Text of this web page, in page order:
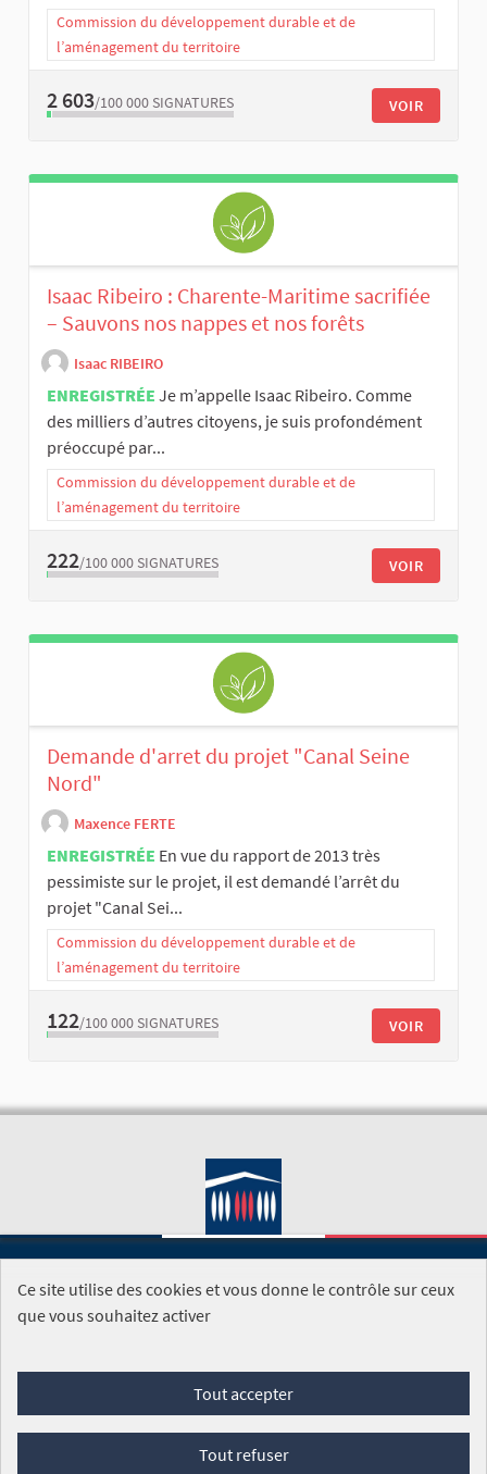
Commission du développement durable et de
l’aménagement du territoire
2 603/100 000 SIGNATURES VOIR
Isaac Ribeiro : Charente-Maritime sacrifiée
– Sauvons nos nappes et nos forêts
Isaac RIBEIRO
ENREGISTRÉE Je m’appelle Isaac Ribeiro. Comme
des milliers d’autres citoyens, je suis profondément
préoccupé par...
Commission du développement durable et de
l’aménagement du territoire
222/100 000 SIGNATURES VOIR
Demande d'arret du projet "Canal Seine
Nord"
Maxence FERTE
ENREGISTRÉE En vue du rapport de 2013 très
pessimiste sur le projet, il est demandé l’arrêt du
projet "Canal Sei...
Commission du développement durable et de
l’aménagement du territoire
122/100 000 SIGNATURES VOIR
SITE DE L'ASSEMBLÉE NATIONALE
Foire aux questions
Conditions générales d'utilisation (CGU)
Mentions légales
Cookies
Ce site utilise des cookies et vous donne le contrôle sur ceux
que vous souhaitez activer
Tout accepter
Tout refuser